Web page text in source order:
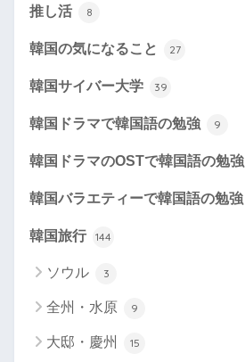
推し活 8
韓国の気になること 27
韓国サイバー大学 39
韓国ドラマで韓国語の勉強 9
韓国ドラマのOSTで韓国語の勉強
韓国バラエティーで韓国語の勉強
韓国旅行 144
ソウル 3
全州・水原 9
大邸・慶州 15